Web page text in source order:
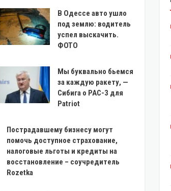
В Одессе авто ушло
под землю: водитель
успел выскачить.
ФОТО
Мы буквально бьемся
за каждую ракету, —
Сибига о PAC-3 для
Patriot
Пострадавшему бизнесу могут
помочь доступное страхование,
налоговые льготы и кредиты на
восстановление – соучредитель
Rozetka